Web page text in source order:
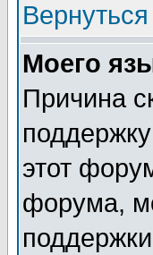
Моего
Причина
этот
форума,